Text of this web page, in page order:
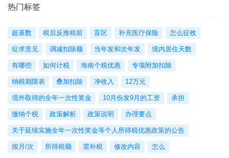
热门标签
超基数 税后反推税前 盲区 补充医疗保险 怎么征收
征求意见 调减扣除额 当年发和次年发 境内居住天数
有哪些 如何计税 海南个税优惠 专项附加扣除
纳税期限表 叠加扣除 净收入 12万元
境外取得的全年一次性奖金 10月份发9月的工资 承担
缴纳个税 政策解析 政策说明 办理要点
关于延续实施全年一次性奖金等个人所得税优惠政策的公告
按月/次 所得税额 需补税 修改内容 怎么